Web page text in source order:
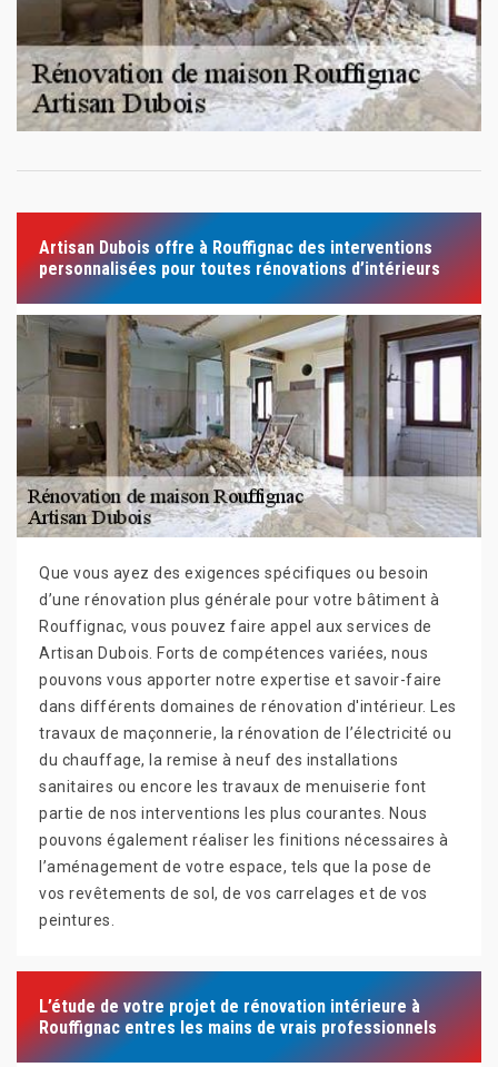
Artisan Dubois offre à Rouffignac des interventions
personnalisées pour toutes rénovations d’intérieurs
Que vous ayez des exigences spécifiques ou besoin
d’une rénovation plus générale pour votre bâtiment à
Rouffignac, vous pouvez faire appel aux services de
Artisan Dubois. Forts de compétences variées, nous
pouvons vous apporter notre expertise et savoir-faire
dans différents domaines de rénovation d'intérieur. Les
travaux de maçonnerie, la rénovation de l’électricité ou
du chauffage, la remise à neuf des installations
sanitaires ou encore les travaux de menuiserie font
partie de nos interventions les plus courantes. Nous
pouvons également réaliser les finitions nécessaires à
l’aménagement de votre espace, tels que la pose de
vos revêtements de sol, de vos carrelages et de vos
peintures.
L’étude de votre projet de rénovation intérieure à
Rouffignac entres les mains de vrais professionnels